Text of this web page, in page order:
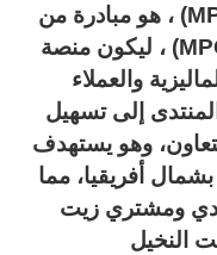
منتدى زيت النخيل الماليزي (MPOF) ، هو مبادرة من
مجلس زيت النخيل الماليزي (MPOC) ، ليكون منصة
والعملاء
إلى تسهيل
وهو يستهدف
أفريقيا، مما
ومشتري زيت
النخيل